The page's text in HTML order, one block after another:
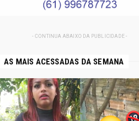
- CONTINUA ABAIXO DA PUBLICIDADE -
AS MAIS ACESSADAS DA SEMANA